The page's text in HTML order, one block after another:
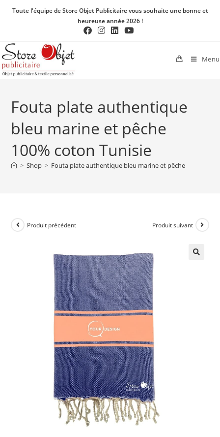
Toute l'équipe de Store Objet Publicitaire vous souhaite une bonne et
heureuse année 2026 !
Menu
Fouta plate authentique
bleu marine et pêche
100% coton Tunisie
> Shop > Fouta plate authentique bleu marine et pêche
Produit précédent Produit suivant